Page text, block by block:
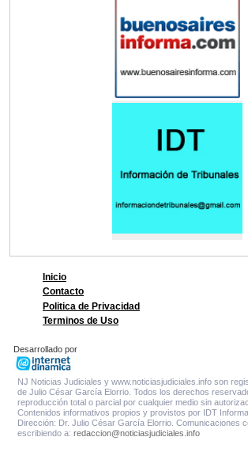
Inicio
Contacto
Politica de Privacidad
Terminos de Uso
Desarrollado por
NJ Noticias Judiciales y www.noticiasjudiciales.info son
de Julio César García Elorrio. Todos los derechos
reproducción total o parcial por cualquier medio sin
Contenidos informativos propios y provistos por IDT
Dirección: Dr. Julio César García Elorrio. Comunicaciones
escribiendo a: redaccion@noticiasjudiciales.info